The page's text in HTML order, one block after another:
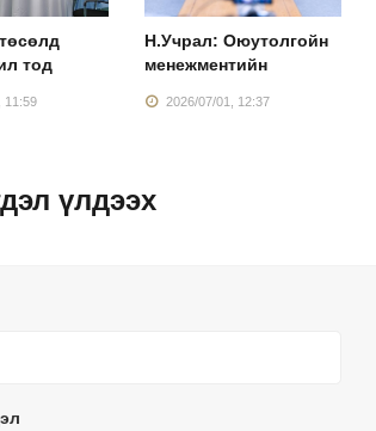
тод
11:59
Н.Учрал: Оюутолгойн
менежментийн
2026/07/01, 12:37
үлдээх